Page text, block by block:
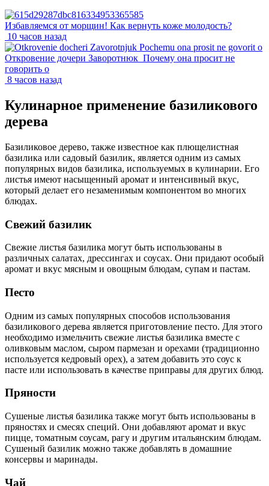
Избавляемся от морщин! Как вернуть коже молодость?
10 часов назад
Откровение дочери Заворотнюк_Почему она просит не
говорить о
8 часов назад
Кулинарное применение базиликового
дерева
Базиликовое дерево, также известное как плющелистная
базилика или садовый базилик, является одним из самых
популярных видов базилика, используемых в кулинарии. Его
листья имеют насыщенный аромат и интенсивный вкус,
который делает его незаменимым компонентом во многих
блюдах.
Свежий базилик
Свежие листья базилика могут быть использованы в
различных салатах, дрессингах и соусах. Они придают особый
аромат и вкус мясным и овощным блюдам, супам и пастам.
Песто
Одним из самых популярных способов использования
базиликового дерева является приготовление песто. Для этого
необходимо измельчить свежие листья базилика вместе с
оливковым маслом, сыром пармезан и орехами (традиционно
используется кедровый орех), а затем добавить это соус к
пасте или использовать в качестве приправы для других блюд.
Пряности
Сушеные листья базилика также могут быть использованы в
пряностях и смесях специй. Они добавляют аромат и вкус
пицце, томатным соусам, рагу и другим итальянским блюдам.
Сушеный базилик можно также добавлять в домашние
консервы и маринады.
Чай